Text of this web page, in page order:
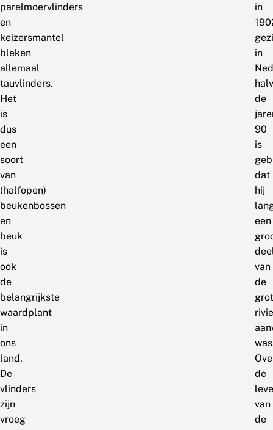
parelmoervlinders
en
keizersmantel
bleken
allemaal
tauvlinders.
Het
is
dus
een
soort
van
(halfopen)
beukenbossen
en
beuk
is
ook
de
belangrijkste
waardplant
in
ons
land.
De
vlinders
zijn
vroeg
in
in
de
90
is
dat
hij
een
van
de
de
van
de